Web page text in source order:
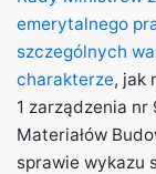
emerytalnego
szczególnych
charakterze, jak
1 zarządzenia nr
Materiałów
sprawie wykazu